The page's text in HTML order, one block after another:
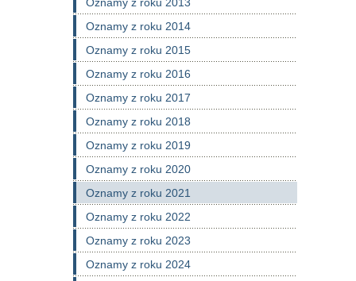
Oznamy z roku 2014
Oznamy z roku 2015
Oznamy z roku 2016
Oznamy z roku 2017
Oznamy z roku 2018
Oznamy z roku 2019
Oznamy z roku 2020
Oznamy z roku 2021
Oznamy z roku 2022
Oznamy z roku 2023
Oznamy z roku 2024